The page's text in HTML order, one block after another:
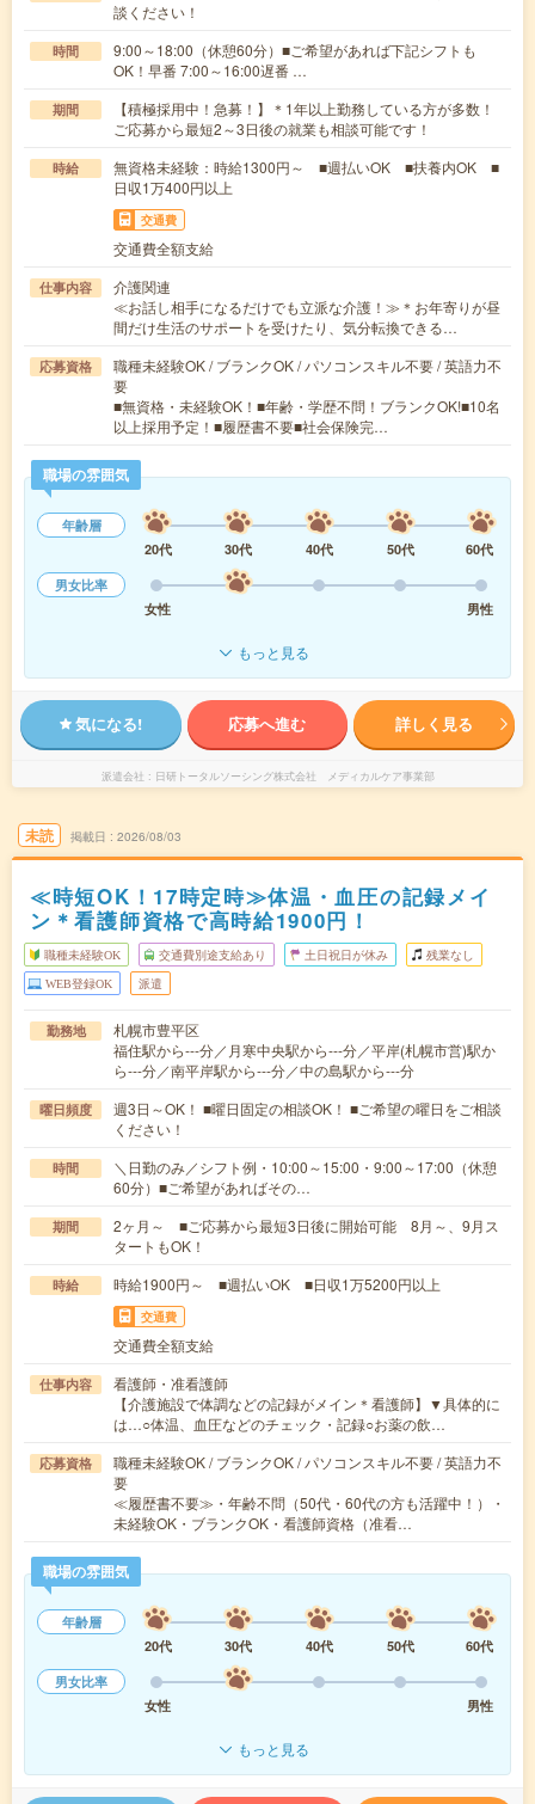
談ください！
時間
9:00～18:00（休憩60分）■ご希望があれば下記シフトも
OK！早番 7:00～16:00遅番 …
期間
【積極採用中！急募！】＊1年以上勤務している方が多数！
ご応募から最短2～3日後の就業も相談可能です！
時給
無資格未経験：時給1300円～ ■週払いOK ■扶養内OK ■
日収1万400円以上
交通費
交通費全額支給
仕事内容
介護関連
≪お話し相手になるだけでも立派な介護！≫＊お年寄りが昼
間だけ生活のサポートを受けたり、気分転換できる…
応募資格
職種未経験OK / ブランクOK / パソコンスキル不要 / 英語力不
要
■無資格・未経験OK！■年齢・学歴不問！ブランクOK!■10名
以上採用予定！■履歴書不要■社会保険完…
職場の雰囲気
年齢層
20代
30代 40代 50代
60代
男女比率
女性
男性
もっと見る
気になる! 応募へ進む 詳しく見る
派遣会社 日研トータルソーシング株式会社 メディカルケア事業部
未読 掲載日 2026/08/03
≪時短OK！17時定時≫体温・血圧の記録メイ
ン＊看護師資格で高時給1900円！
職種未経験OK 交通費別途支給あり 土日祝日が休み 残業なし
WEB登録OK 派遣
勤務地
札幌市豊平区
福住駅から---分／月寒中央駅から---分／平岸(札幌市営)駅か
ら---分／南平岸駅から---分／中の島駅から---分
曜日頻度
週3日～OK！ ■曜日固定の相談OK！ ■ご希望の曜日をご相談
ください！
時間
＼日勤のみ／シフト例・10:00～15:00・9:00～17:00（休憩
60分）■ご希望があればその…
期間
2ヶ月～ ■ご応募から最短3日後に開始可能 8月～、9月ス
タートもOK！
時給 時給1900円～ ■週払いOK ■日収1万5200円以上
交通費
交通費全額支給
仕事内容
看護師・准看護師
【介護施設で体調などの記録がメイン＊看護師】▼具体的に
は…○体温、血圧などのチェック・記録○お薬の飲…
応募資格
職種未経験OK / ブランクOK / パソコンスキル不要 / 英語力不
要
≪履歴書不要≫・年齢不問（50代・60代の方も活躍中！）・
未経験OK・ブランクOK・看護師資格（准看…
職場の雰囲気
年齢層
20代
30代 40代 50代
60代
男女比率
女性
男性
もっと見る